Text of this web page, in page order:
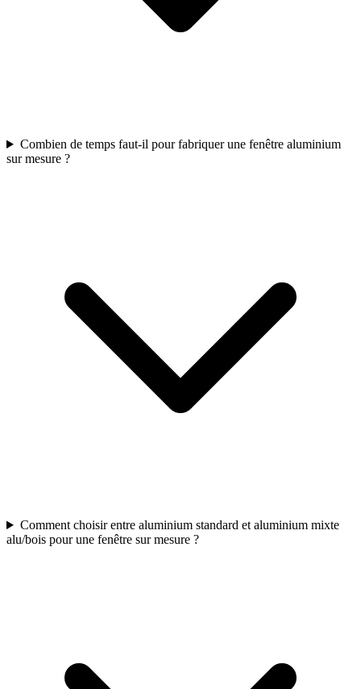
Combien de temps faut-il pour fabriquer une fenêtre aluminium
sur mesure ?
Comment choisir entre aluminium standard et aluminium mixte
alu/bois pour une fenêtre sur mesure ?